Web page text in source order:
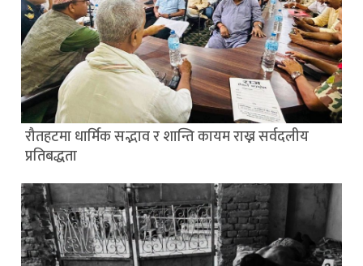
रौतहटमा धार्मिक सद्भाव र शान्ति कायम राख्न सर्वदलीय
प्रतिबद्धता